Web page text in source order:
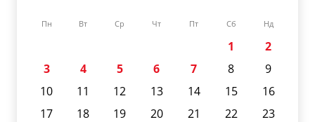
Пн Вт Ср Чт Пт Сб Нд
1
2
3
4 5 6 7 8
9
10
11 12 13 14 15
16
17
18 19 20 21 22
23